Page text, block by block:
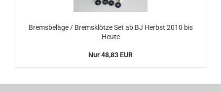
Bremsbeläge / Bremsklötze Set ab BJ Herbst 2010 bis
Heute
Nur 48,83 EUR